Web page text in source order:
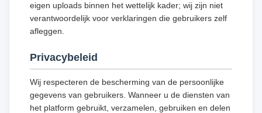
eigen uploads binnen het wettelijk kader; wij zijn niet
verantwoordelijk voor verklaringen die gebruikers zelf
afleggen.
Privacybeleid
Wij respecteren de bescherming van de persoonlijke
gegevens van gebruikers. Wanneer u de diensten van
het platform gebruikt, verzamelen, gebruiken en delen